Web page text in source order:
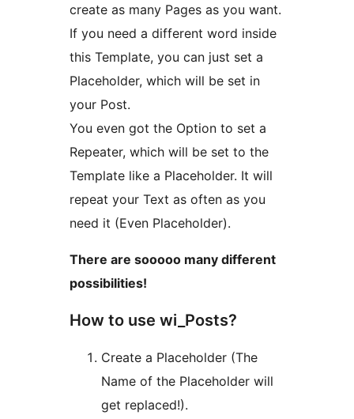
create as many Pages as you want.
If you need a different word inside
this Template, you can just set a
Placeholder, which will be set in
your Post.
You even got the Option to set a
Repeater, which will be set to the
Template like a Placeholder. It will
repeat your Text as often as you
need it (Even Placeholder).
There are sooooo many different
possibilities!
How to use wi_Posts?
Create a Placeholder (The
Name of the Placeholder will
get replaced!).